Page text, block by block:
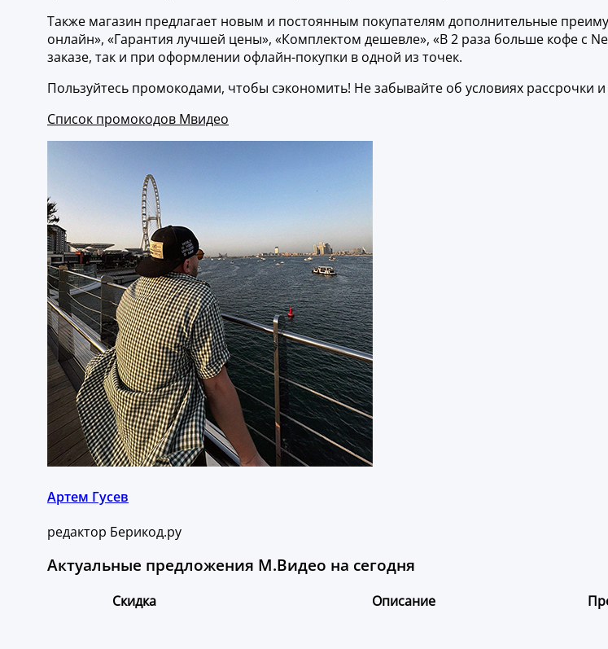
Также магазин предлагает новым и постоянным покупателям дополнительные
онлайн», «Гарантия лучшей цены», «Комплектом дешевле», «В 2 раза больше кофе с
заказе, так и при оформлении офлайн-покупки в одной из точек.
Пользуйтесь промокодами, чтобы сэкономить! Не забывайте об условиях рассрочки
Список промокодов Мвидео
Артем Гусев
редактор Берикод.ру
Актуальные предложения М.Видео на сегодня
Скидка Описание